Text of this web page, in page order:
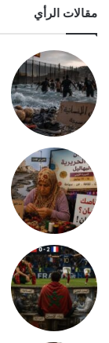
مقالات الرأي